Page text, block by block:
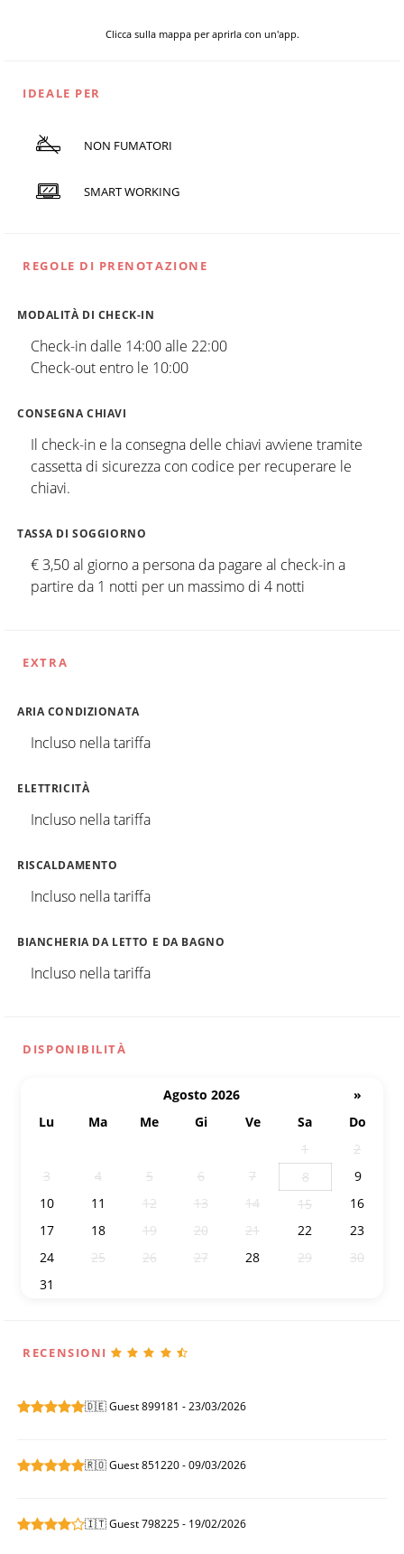
Clicca sulla mappa per aprirla con un'app.
IDEALE PER
NON FUMATORI
SMART WORKING
REGOLE DI PRENOTAZIONE
MODALITÀ DI CHECK-IN
Check-in dalle 14:00 alle 22:00
Check-out entro le 10:00
CONSEGNA CHIAVI
Il check-in e la consegna delle chiavi avviene tramite
cassetta di sicurezza con codice per recuperare le
chiavi.
TASSA DI SOGGIORNO
€ 3,50 al giorno a persona da pagare al check-in a
partire da 1 notti per un massimo di 4 notti
EXTRA
ARIA CONDIZIONATA
Incluso nella tariffa
ELETTRICITÀ
Incluso nella tariffa
RISCALDAMENTO
Incluso nella tariffa
BIANCHERIA DA LETTO E DA BAGNO
Incluso nella tariffa
DISPONIBILITÀ
Agosto 2026
»
Lu
Ma Me Gi Ve Sa
Do
1
2
3
4 5 6 7 8
9
10
11 12 13 14 15
16
17
18 19 20 21 22
23
24
25 26 27 28 29
30
31
RECENSIONI
🇩🇪 Guest 899181 - 23/03/2026
🇷🇴 Guest 851220 - 09/03/2026
🇮🇹 Guest 798225 - 19/02/2026